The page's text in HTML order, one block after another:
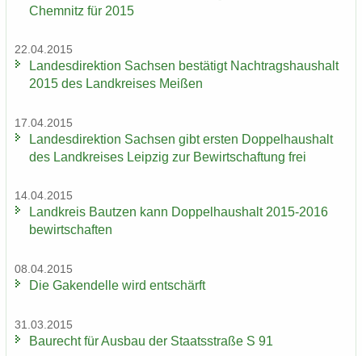
Chem­nitz für 2015
22.04.2015
Lan­des­di­rek­ti­on Sach­sen be­stä­tigt Nach­trags­haus­halt
2015 des Land­krei­ses Mei­ßen
17.04.2015
Lan­des­di­rek­ti­on Sach­sen gibt ers­ten Dop­pel­haus­halt
des Land­krei­ses Leip­zig zur Be­wirt­schaf­tung frei
14.04.2015
Land­kreis Baut­zen kann Dop­pel­haus­halt 2015-2016
be­wirt­schaf­ten
08.04.2015
Die Ga­ken­del­le wird ent­schärft
31.03.2015
Bau­recht für Aus­bau der Staats­stra­ße S 91